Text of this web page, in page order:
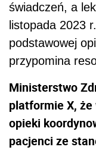
świadczeń, a
listopada 2023
podstawowej
przypomina
Ministerstwo
platformie X,
opieki
pacjenci ze